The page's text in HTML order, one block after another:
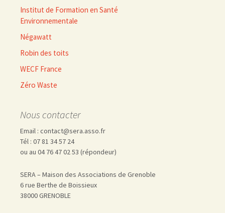
Institut de Formation en Santé
Environnementale
Négawatt
Robin des toits
WECF France
Zéro Waste
Nous contacter
Email : contact@sera.asso.fr
Tél : 07 81 34 57 24
ou au 04 76 47 02 53 (répondeur)
SERA – Maison des Associations de Grenoble
6 rue Berthe de Boissieux
38000 GRENOBLE